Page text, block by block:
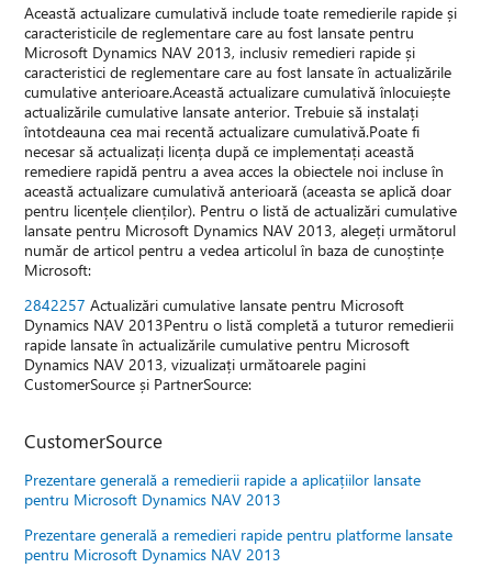
Această actualizare cumulativă include toate remedierile rapide și
caracteristicile de reglementare care au fost lansate pentru
Microsoft Dynamics NAV 2013, inclusiv remedieri rapide și
caracteristici de reglementare care au fost lansate în actualizările
cumulative anterioare.Această actualizare cumulativă înlocuiește
actualizările cumulative lansate anterior. Trebuie să instalați
întotdeauna cea mai recentă actualizare cumulativă.Poate fi
necesar să actualizați licența după ce implementați această
remediere rapidă pentru a avea acces la obiectele noi incluse în
această actualizare cumulativă anterioară (aceasta se aplică doar
pentru licențele clienților). Pentru o listă de actualizări cumulative
lansate pentru Microsoft Dynamics NAV 2013, alegeți următorul
număr de articol pentru a vedea articolul în baza de cunoștințe
Microsoft:
2842257 Actualizări cumulative lansate pentru Microsoft
Dynamics NAV 2013Pentru o listă completă a tuturor remedierii
rapide lansate în actualizările cumulative pentru Microsoft
Dynamics NAV 2013, vizualizați următoarele pagini
CustomerSource și PartnerSource:
CustomerSource
Prezentare generală a remedierii rapide a aplicațiilor lansate
pentru Microsoft Dynamics NAV 2013
Prezentare generală a remedieri rapide pentru platforme lansate
pentru Microsoft Dynamics NAV 2013